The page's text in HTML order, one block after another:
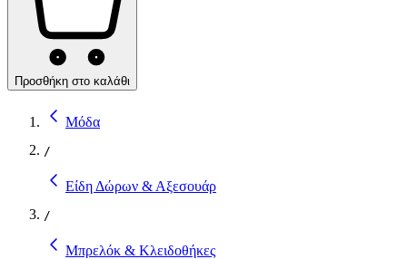
Προσθήκη στο καλάθι
Μόδα
/
Είδη Δώρων & Αξεσουάρ
/
Μπρελόκ & Κλειδοθήκες